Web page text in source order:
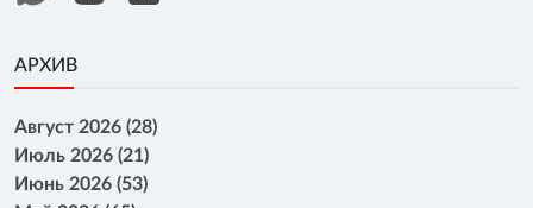
АРХИВ
Август 2026 (28)
Июль 2026 (21)
Июнь 2026 (53)